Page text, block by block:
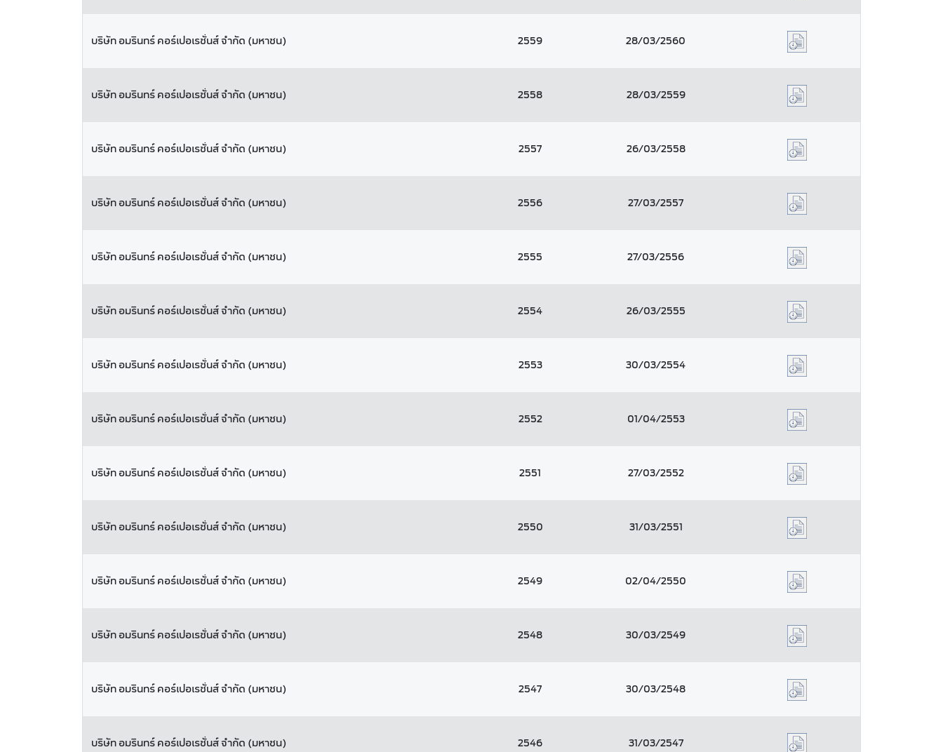
บริษัท อมรินทร์ คอร์เปอเรชั่นส์ จำกัด (มหาชน) 2559 28/03/2560
บริษัท อมรินทร์ คอร์เปอเรชั่นส์ จำกัด (มหาชน) 2558 28/03/2559
บริษัท อมรินทร์ คอร์เปอเรชั่นส์ จำกัด (มหาชน) 2557 26/03/2558
บริษัท อมรินทร์ คอร์เปอเรชั่นส์ จำกัด (มหาชน) 2556 27/03/2557
บริษัท อมรินทร์ คอร์เปอเรชั่นส์ จำกัด (มหาชน) 2555 27/03/2556
บริษัท อมรินทร์ คอร์เปอเรชั่นส์ จำกัด (มหาชน) 2554 26/03/2555
บริษัท อมรินทร์ คอร์เปอเรชั่นส์ จำกัด (มหาชน) 2553 30/03/2554
บริษัท อมรินทร์ คอร์เปอเรชั่นส์ จำกัด (มหาชน) 2552 01/04/2553
บริษัท อมรินทร์ คอร์เปอเรชั่นส์ จำกัด (มหาชน) 2551 27/03/2552
บริษัท อมรินทร์ คอร์เปอเรชั่นส์ จำกัด (มหาชน) 2550 31/03/2551
บริษัท อมรินทร์ คอร์เปอเรชั่นส์ จำกัด (มหาชน) 2549 02/04/2550
บริษัท อมรินทร์ คอร์เปอเรชั่นส์ จำกัด (มหาชน) 2548 30/03/2549
บริษัท อมรินทร์ คอร์เปอเรชั่นส์ จำกัด (มหาชน) 2547 30/03/2548
บริษัท อมรินทร์ คอร์เปอเรชั่นส์ จำกัด (มหาชน) 2546 31/03/2547